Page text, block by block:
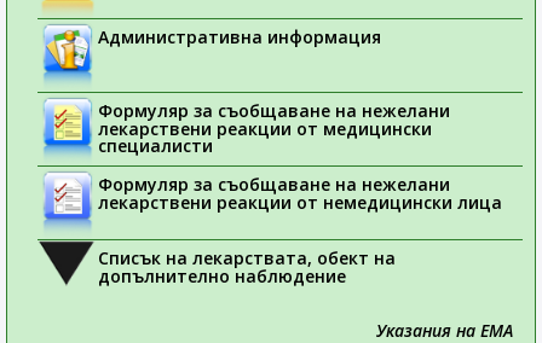
Административна информация
Формуляр за съобщаване на нежелани
лекарствени реакции от медицински
специалисти
Формуляр за съобщаване на нежелани
лекарствени реакции от немедицински лица
Списък на лекарствата, обект на
допълнително наблюдение
Указания на ЕМА